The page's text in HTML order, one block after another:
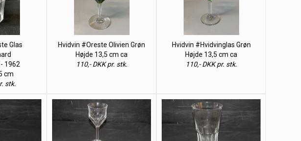
Glas
1962
cm
stk.
Hvidvin #Oreste Olivien Grøn
Højde 13,5 cm ca
110,- DKK pr. stk.
Hvidvin #Hvidvinglas Grøn
Højde 13,5 cm ca
110,- DKK pr. stk.